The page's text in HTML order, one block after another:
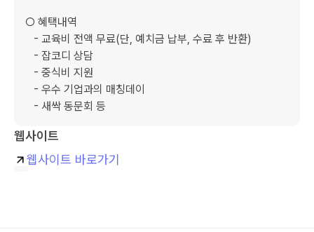
○ 혜택내역
   - 새싹 동문회 등
웹사이트
웹사이트 바로가기